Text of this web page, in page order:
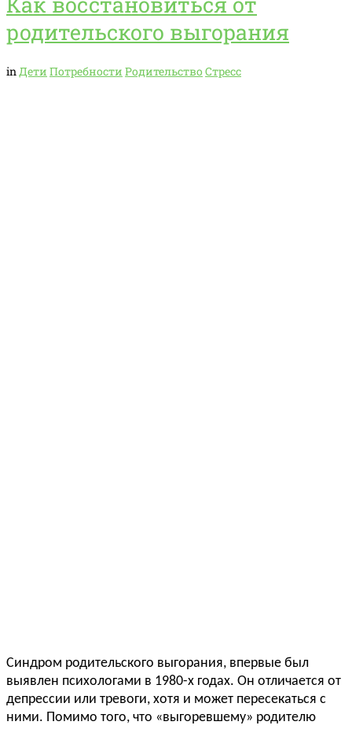
родительского выгорания
in Дети Потребности Родительство Стресс
Синдром родительского выгорания, впервые был
выявлен психологами в 1980-х годах. Он отличается от
депрессии или тревоги, хотя и может пересекаться с
ними. Помимо того, что «выгоревшему» родителю